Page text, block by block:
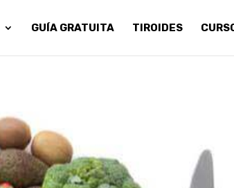
GUÍA GRATUITA TIROIDES